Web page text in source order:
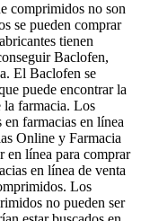
comprimidos no son
se pueden comprar
tienen
Baclofen,
El Baclofen se
puede encontrar la
la farmacia. Los
en farmacias en línea
Online y Farmacia
en línea para comprar
en línea de venta
Los
no pueden ser